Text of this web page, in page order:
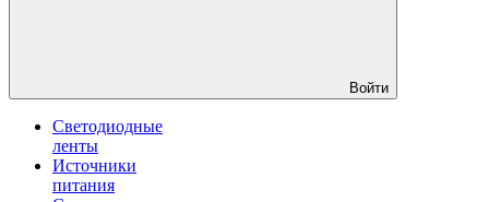
Войти
Светодиодные
ленты
Источники
питания